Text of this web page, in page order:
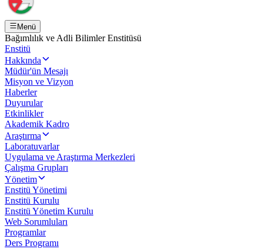
Menü
Bağımlılık ve Adli Bilimler Enstitüsü
Enstitü
Hakkında
Müdür'ün Mesajı
Misyon ve Vizyon
Haberler
Duyurular
Etkinlikler
Akademik Kadro
Araştırma
Laboratuvarlar
Uygulama ve Araştırma Merkezleri
Çalışma Grupları
Yönetim
Enstitü Yönetimi
Enstitü Kurulu
Enstitü Yönetim Kurulu
Web Sorumluları
Programlar
Ders Programı